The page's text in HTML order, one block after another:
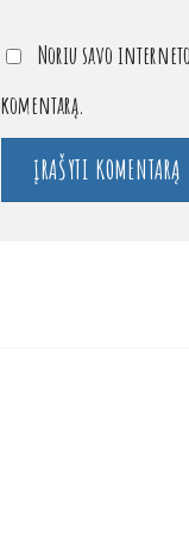
Noriu savo
komentarą.